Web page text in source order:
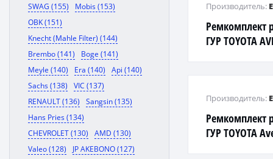
SWAG (155)
Mobis (153)
OBK (151)
Knecht (Mahle Filter) (144)
Brembo (141)
Boge (141)
Meyle (140)
Era (140)
Api (140)
Sachs (138)
VIC (137)
RENAULT (136)
Sangsin (135)
Hans Pries (134)
CHEVROLET (130)
AMD (130)
Valeo (128)
JP AKEBONO (127)
Ремкомплект
ГУР TOYOTA
Производитель:
Ремкомплект
ГУР TOYOTA
Производитель: